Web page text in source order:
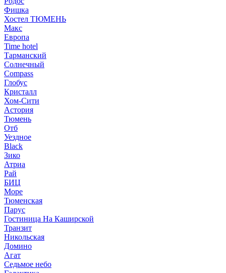
Фишка
Хостел ТЮМЕНЬ
Макс
Европа
Time hotel
Тарманский
Солнечный
Compass
Глобус
Кристалл
Хом-Сити
Астория
Тюмень
Отб
Уездное
Black
Зико
Атриа
Рай
БИЦ
Море
Тюменская
Парус
Гостиница На Каширской
Транзит
Никольская
Домино
Агат
Седьмое небо